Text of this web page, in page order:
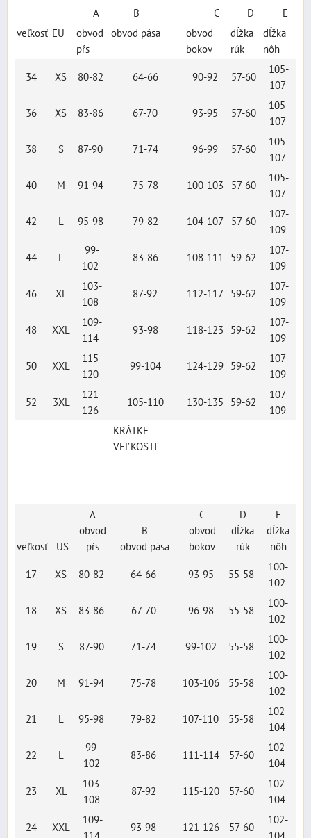
A
B C D
E
veľkosť EU
obvod
pŕs
obvod pása
obvod
bokov
dĺžka
rúk
dĺžka
nôh
34
XS 80-82 64-66 90-92 57-60
105-
107
36
XS 83-86 67-70 93-95 57-60
105-
107
38
S 87-90 71-74 96-99 57-60
105-
107
40
M 91-94 75-78 100-103 57-60
105-
107
42
L 95-98 79-82 104-107 57-60
107-
109
44
L
99-
102
83-86 108-111 59-62
107-
109
46
XL
103-
108
87-92 112-117 59-62
107-
109
48
XXL
109-
114
93-98 118-123 59-62
107-
109
50
XXL
115-
120
99-104 124-129 59-62
107-
109
52
3XL
121-
126
105-110 130-135 59-62
107-
109
KRÁTKE
VEĽKOSTI
veľkosť US
A
obvod
pŕs
B
obvod pása
C
obvod
bokov
D
dĺžka
rúk
E
dĺžka
nôh
17
XS 80-82 64-66 93-95 55-58
100-
102
18
XS 83-86 67-70 96-98 55-58
100-
102
19
S 87-90 71-74 99-102 55-58
100-
102
20
M 91-94 75-78 103-106 55-58
100-
102
21
L 95-98 79-82 107-110 55-58
102-
104
22
L
99-
102
83-86 111-114 57-60
102-
104
23
XL
103-
108
87-92 115-120 57-60
102-
104
24
XXL
109-
114
93-98 121-126 57-60
102-
104